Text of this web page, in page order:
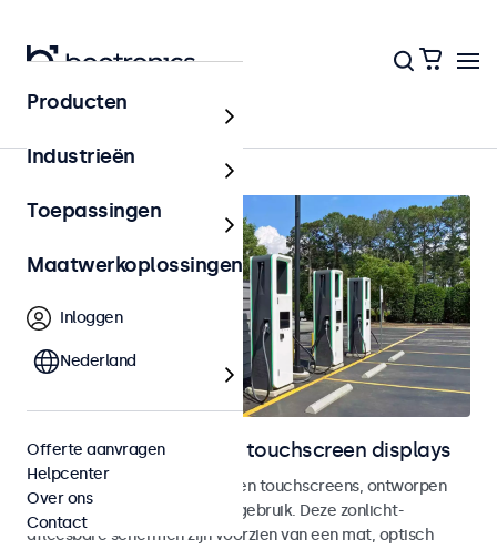
Outdoor
Outdoor monitoren en touchscreen displays
Weersbestendige monitoren en touchscreens, ontworpen
voor zowel binnen- als buitengebruik. Deze zonlicht-
afleesbare schermen zijn voorzien van een mat, optisch
Producten
Industrieën
Toepassingen
Maatwerkoplossingen
Inloggen
Nederland
Offerte aanvragen
Helpcenter
Over ons
Contact